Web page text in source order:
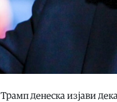
денеска изјави